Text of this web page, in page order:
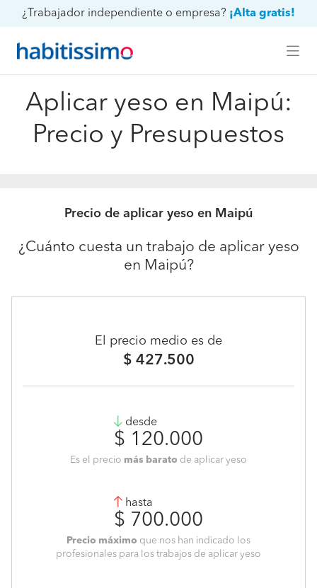
¿Trabajador independiente o empresa? ¡Alta gratis!
Aplicar yeso en Maipú:
Precio y Presupuestos
Precio de aplicar yeso en Maipú
¿Cuánto cuesta un trabajo de aplicar yeso
en Maipú?
El precio medio es de
$ 427.500
desde
$ 120.000
Es el precio más barato de aplicar yeso
hasta
$ 700.000
Precio máximo que nos han indicado los
profesionales para los trabajos de aplicar yeso